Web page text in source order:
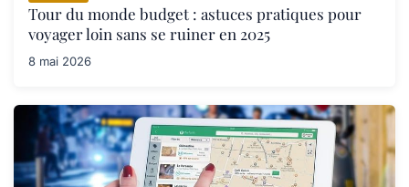
Tour du monde budget : astuces pratiques pour
voyager loin sans se ruiner en 2025
8 mai 2026